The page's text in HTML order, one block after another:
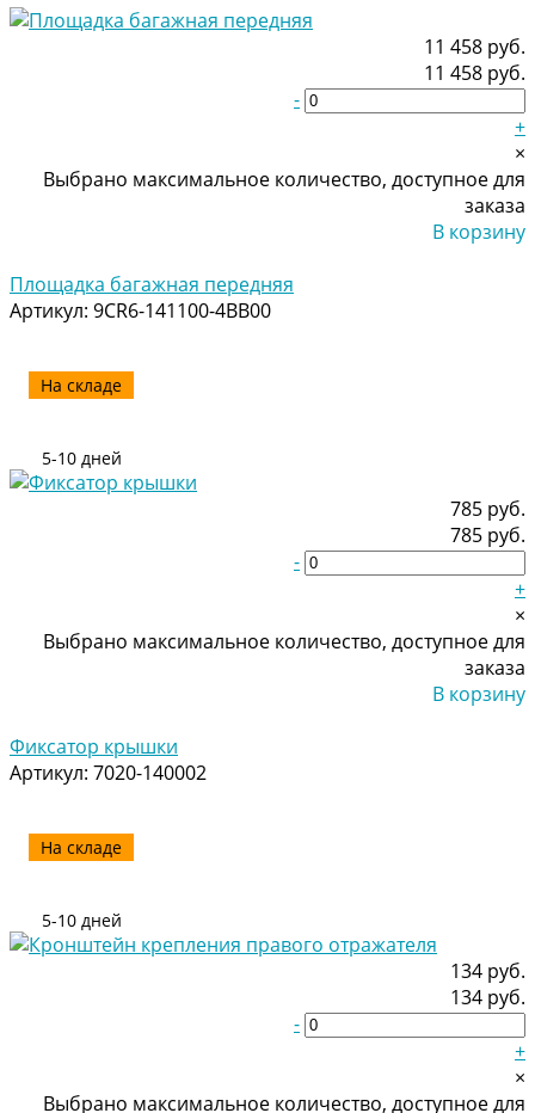
11 458 руб.
11 458 руб.
-
+
×
Выбрано максимальное количество, доступное для
заказа
В корзину
Площадка багажная передняя
Артикул: 9CR6-141100-4BB00
На складе
5-10 дней
785 руб.
785 руб.
-
+
×
Выбрано максимальное количество, доступное для
заказа
В корзину
Фиксатор крышки
Артикул: 7020-140002
На складе
5-10 дней
134 руб.
134 руб.
-
+
×
Выбрано максимальное количество, доступное для